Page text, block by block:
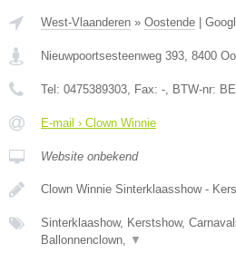
West-Vlaanderen » Oostende
Nieuwpoortsesteenweg 393, 8400
Tel: 0475389303, Fax: -, BTW-nr:
E-mail › Clown Winnie
Website onbekend
Clown Winnie Sinterklaasshow -
Sinterklaashow, Kerstshow,
Ballonnenclown, ▼